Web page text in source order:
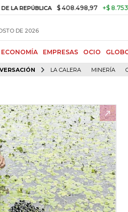
$ 408.498,97 +$ 8.753,81
DE 2026
ECONOMÍA EMPRESAS OCIO
LA CALERA MINERÍA